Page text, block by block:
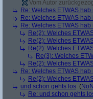
Vom Autor
Re: Welches ETWAS
Re: Welches ETWAS
Re: Welches ETWAS
Re(2): Welches
Re(2): Welches
Re(2): Welches
Re(3): Welches
Re(2): Welches
Re: Welches ETWAS
Re(2): Welches
und schon gehts los (
Re: und schon gehts